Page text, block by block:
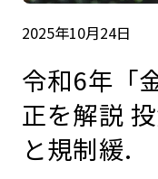
2025年10月24日
令和6年「
正を解説
と規制緩.